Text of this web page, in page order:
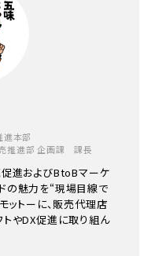
進本部
売推進部 企画課 課長
進およびBtoBマーケ
の魅力を“現場目線で
ットーに、販売代理店
やDX促進に取り組ん